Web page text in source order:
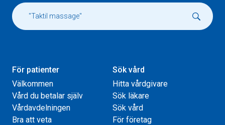
För patienter
Välkommen
Vård du betalar själv
Vårdavdelningen
Bra att veta
Sök vård
Hitta vårdgivare
Sök läkare
Sök vård
För företag